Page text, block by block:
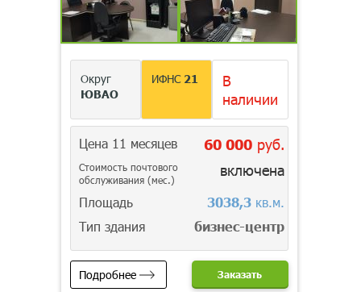
Округ
ЮВАО
ИФНС 21
В
наличии
Цена 11 месяцев 60 000руб.
Стоимость почтового
обслуживания (мес.)
включена
Площадь 3038,3кв.м.
Тип здания
бизнес-центр
Подробнее Заказать